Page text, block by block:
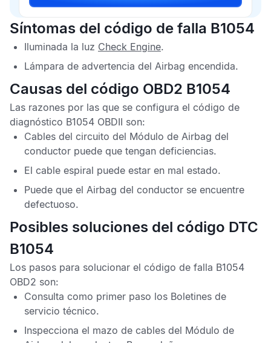
Síntomas del código de falla B1054
Iluminada la luz Check Engine.
Lámpara de advertencia del Airbag encendida.
Causas del código OBD2 B1054
Las razones por las que se configura el código de
diagnóstico B1054 OBDII son:
Cables del circuito del Módulo de Airbag del
conductor puede que tengan deficiencias.
El cable espiral puede estar en mal estado.
Puede que el Airbag del conductor se encuentre
defectuoso.
Posibles soluciones del código DTC
B1054
Los pasos para solucionar el código de falla B1054
OBD2 son:
Consulta como primer paso los Boletines de
servicio técnico.
Inspecciona el mazo de cables del Módulo de